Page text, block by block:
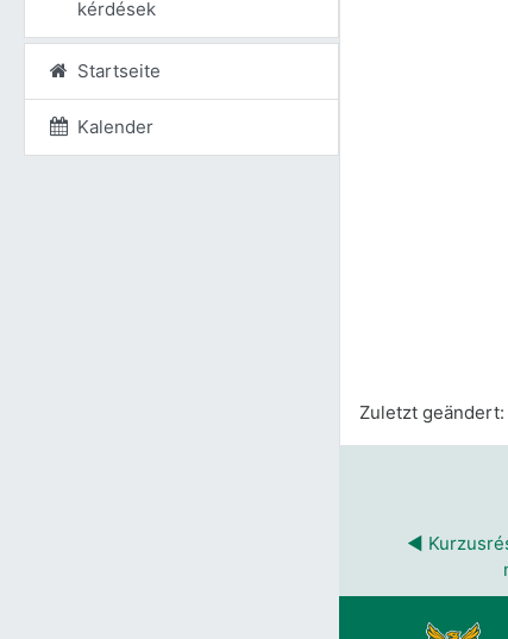
Zuletzt geändert:
kérdések
Startseite
Kalender
◀︎